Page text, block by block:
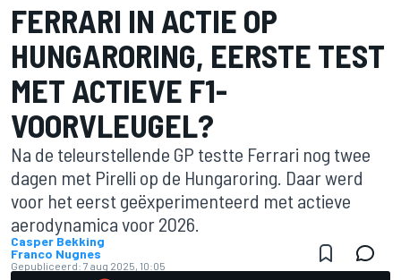
FERRARI IN ACTIE OP
HUNGARORING, EERSTE TEST
MET ACTIEVE F1-
VOORVLEUGEL?
Na de teleurstellende GP testte Ferrari nog twee
dagen met Pirelli op de Hungaroring. Daar werd
voor het eerst geëxperimenteerd met actieve
aerodynamica voor 2026.
Casper Bekking
Franco Nugnes
Gepubliceerd: 7 aug 2025, 10:05